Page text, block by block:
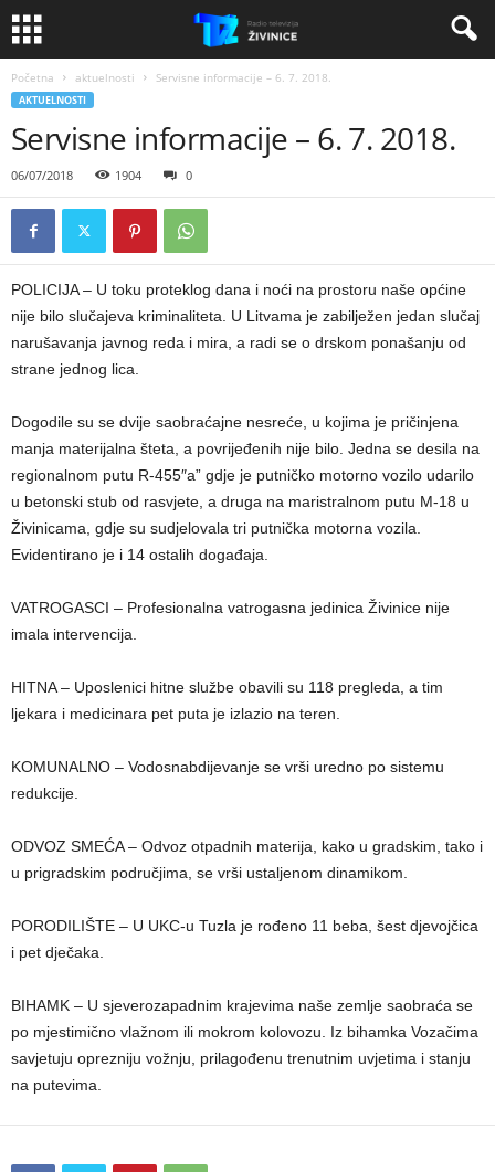
Početna aktuelnosti Servisne informacije – 6. 7. 2018.
AKTUELNOSTI
Servisne informacije – 6. 7. 2018.
06/07/2018 1904 0
POLICIJA – U toku proteklog dana i noći na prostoru naše općine
nije bilo slučajeva kriminaliteta. U Litvama je zabilježen jedan slučaj
narušavanja javnog reda i mira, a radi se o drskom ponašanju od
strane jednog lica.
Dogodile su se dvije saobraćajne nesreće, u kojima je pričinjena
manja materijalna šteta, a povrijeđenih nije bilo. Jedna se desila na
regionalnom putu R-455″a” gdje je putničko motorno vozilo udarilo
u betonski stub od rasvjete, a druga na maristralnom putu M-18 u
Živinicama, gdje su sudjelovala tri putnička motorna vozila.
Evidentirano je i 14 ostalih događaja.
VATROGASCI – Profesionalna vatrogasna jedinica Živinice nije
imala intervencija.
HITNA – Uposlenici hitne službe obavili su 118 pregleda, a tim
ljekara i medicinara pet puta je izlazio na teren.
KOMUNALNO – Vodosnabdijevanje se vrši uredno po sistemu
redukcije.
ODVOZ SMEĆA – Odvoz otpadnih materija, kako u gradskim, tako i
u prigradskim područjima, se vrši ustaljenom dinamikom.
PORODILIŠTE – U UKC-u Tuzla je rođeno 11 beba, šest djevojčica
i pet dječaka.
BIHAMK – U sjeverozapadnim krajevima naše zemlje saobraća se
po mjestimično vlažnom ili mokrom kolovozu. Iz bihamka Vozačima
savjetuju oprezniju vožnju, prilagođenu trenutnim uvjetima i stanju
na putevima.